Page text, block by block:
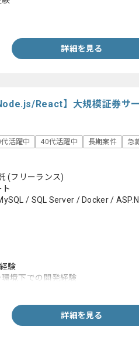
詳細を見る
React】大規模証券サ
代活躍中 40代活躍中 長期案件
急
(フリーランス)
/ SQL Server / Docker /
験
境下での開発経験
詳細を見る